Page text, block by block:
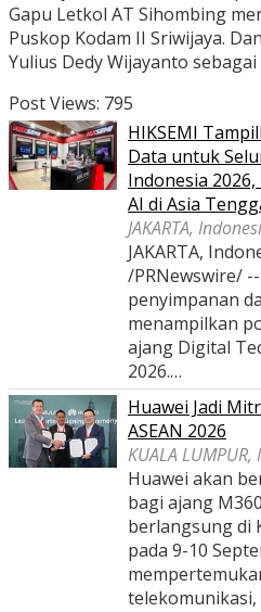
Gapu Letkol AT Sihombing
Puskop Kodam II Sriwijaya.
Yulius Dedy Wijayanto
Post Views: 795
HIKSEMI
Data untuk
Indonesia
AI di Asia
JAKARTA,
JAKARTA,
/PRNewswire/
penyimpanan
menampilkan
ajang Digital
2026.…
Huawei Jadi
ASEAN 2026
KUALA
Huawei akan
bagi ajang
berlangsung di
pada 9-10